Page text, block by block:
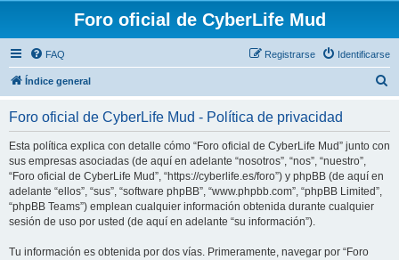
Foro oficial de CyberLife Mud
FAQ Identificarse
Registrarse
Índice general
Foro oficial de CyberLife Mud - Política de privacidad
Esta política explica con detalle cómo “Foro oficial de CyberLife Mud” junto con
sus empresas asociadas (de aquí en adelante “nosotros”, “nos”, “nuestro”,
“Foro oficial de CyberLife Mud”, “https://cyberlife.es/foro”) y phpBB (de aquí en
adelante “ellos”, “sus”, “software phpBB”, “www.phpbb.com”, “phpBB Limited”,
“phpBB Teams”) emplean cualquier información obtenida durante cualquier
sesión de uso por usted (de aquí en adelante “su información”).
Tu información es obtenida por dos vías. Primeramente, navegar por “Foro